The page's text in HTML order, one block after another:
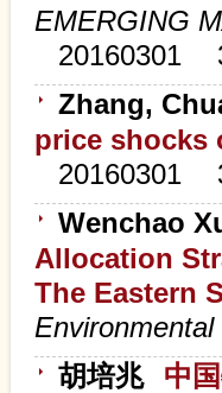
EMERGING
20160301
Zhang,
price shocks
20160301
Wenchao
Allocation
The Eastern
Environmental
胡培兆
中